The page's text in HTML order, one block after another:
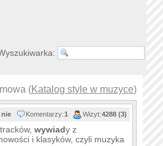
(Katalog style w muzyce)
nie Komentarzy:1 Wizyt:4288 (3)
wywiady z
i klasyków, czyli muzyka